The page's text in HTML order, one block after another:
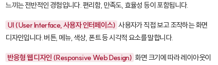
느끼는 전반적인 경험입니다. 편리함, 만족도, 효율성 등이 포함됩니다.
UI (User Interface, 사용자 인터페이스) 사용자가 직접 보고 조작하는 화면
디자인입니다. 버튼, 메뉴, 색상, 폰트 등 시각적 요소를 말합니다.
반응형 웹 디자인 (Responsive Web Design) 화면 크기에 따라 레이아웃이